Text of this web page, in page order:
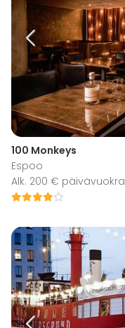
100 Monkeys
Espoo
Alk. 200 € päivävuokra